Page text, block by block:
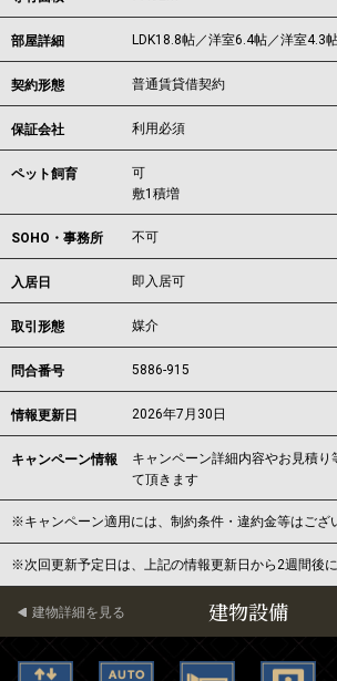
部屋詳細 LDK18.8帖／洋室6.4帖／洋室4.3
契約形態 普通賃貸借契約
保証会社 利用必須
ペット飼育
可
敷1積増
SOHO・事務所 不可
入居日 即入居可
取引形態 媒介
問合番号 5886-915
情報更新日 2026年7月30日
キャンペーン情報
キャンペーン詳細内容やお見積
て頂きます
※キャンペーン適用には、制約条件・違約金等はござ
※次回更新予定日は、上記の情報更新日から2週間後
建物設備
建物詳細を見る